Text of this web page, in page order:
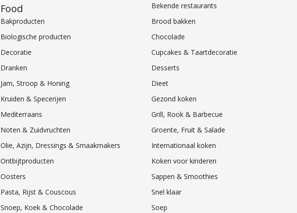
Food
Bakproducten
Biologische producten
Decoratie
Dranken
Jam, Stroop & Honing
Kruiden & Specerijen
Mediterraans
Noten & Zuidvruchten
Olie, Azijn, Dressings & Smaakmakers
Ontbijtproducten
Oosters
Pasta, Rijst & Couscous
Snoep, Koek & Chocolade
Bekende restaurants
Brood bakken
Chocolade
Cupcakes & Taartdecoratie
Desserts
Dieet
Gezond koken
Grill, Rook & Barbecue
Groente, Fruit & Salade
Internationaal koken
Koken voor kinderen
Sappen & Smoothies
Snel klaar
Soep